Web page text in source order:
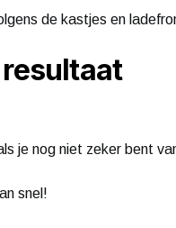
de kastjes en
je nog niet zeker bent
snel!